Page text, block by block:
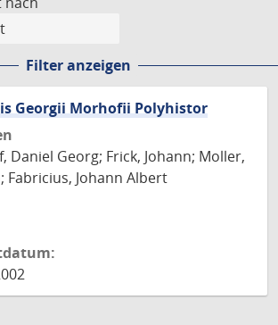
Filter anzeigen
Georgii Morhofii Polyhistor
Daniel Georg; Frick, Johann; Moller,
Fabricius, Johann Albert